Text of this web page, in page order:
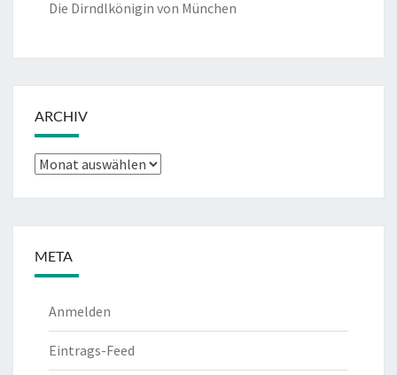
Die Dirndlkönigin von München
ARCHIV
Archiv
META
Anmelden
Eintrags-Feed